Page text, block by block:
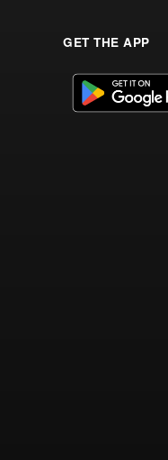
GET THE APP